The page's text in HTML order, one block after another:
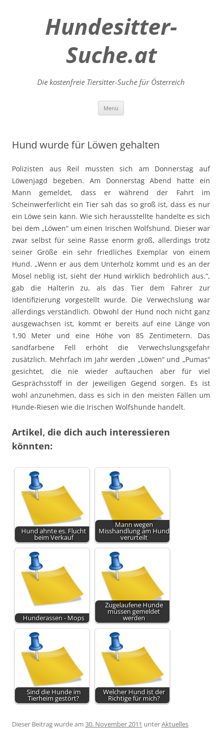
Hundesitter-
Suche.at
Die kostenfreie Tiersitter-Suche für Österreich
Menü
Hund wurde für Löwen gehalten
Polizisten aus Reil mussten sich am Donnerstag auf
Löwenjagd begeben. Am Donnerstag Abend hatte ein
Mann gemeldet, dass er während der Fahrt im
Scheinwerferlicht ein Tier sah das so groß ist, dass es nur
ein Löwe sein kann. Wie sich herausstellte handelte es sich
bei dem „Löwen“ um einen Irischen Wolfshund. Dieser war
zwar selbst für seine Rasse enorm groß, allerdings trotz
seiner Größe ein sehr friedliches Exemplar von einem
Hund. „Wenn er aus dem Unterholz kommt und es an der
Mosel neblig ist, sieht der Hund wirklich bedrohlich aus.“,
gab die Halterin zu, als das Tier dem Fahrer zur
Identifizierung vorgestellt wurde. Die Verwechslung war
allerdings verständlich. Obwohl der Hund noch nicht ganz
ausgewachsen ist, kommt er bereits auf eine Länge von
1,90 Meter und eine Höhe von 85 Zentimetern. Das
sandfarbene Fell erhöht die Verwechslungsgefahr
zusätzlich. Mehrfach im Jahr werden „Löwen“ und „Pumas“
gesichtet, die nie wieder auftauchen aber für viel
Gesprächsstoff in der jeweiligen Gegend sorgen. Es ist
wohl anzunehmen, dass es sich in den meisten Fällen um
Hunde-Riesen wie die Irischen Wolfshunde handelt.
Artikel, die dich auch interessieren
könnten:
Hund ahnte es. Flucht
beim Verkauf
Mann wegen
Misshandlung am Hund
verurteilt
Hunderassen - Mops
Zugelaufene Hunde
müssen gemeldet
werden
Sind die Hunde im
Tierheim gestört?
Welcher Hund ist der
Richtige für mich?
Dieser Beitrag wurde am 30. November 2011 unterAktuelles